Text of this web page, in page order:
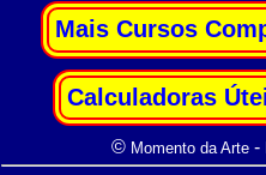
© Momento da Arte-